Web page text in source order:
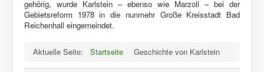
gehörig, wurde Karlstein – ebenso wie Marzoll – bei der
Gebietsreform 1978 in die nunmehr Große Kreisstadt Bad
Reichenhall eingemeindet.
Aktuelle Seite: Startseite Geschichte von Karlstein